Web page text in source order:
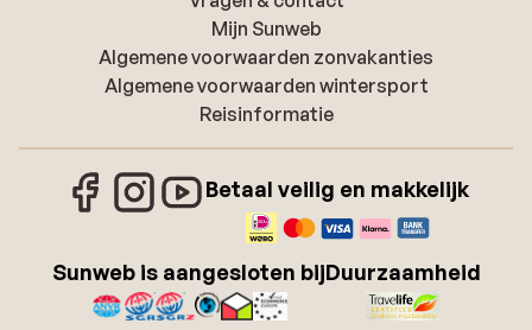
Mijn Sunweb
Algemene voorwaarden zonvakanties
Algemene voorwaarden wintersport
Reisinformatie
Betaal veilig en makkelijk
Sunweb is aangesloten bijDuurzaamheid